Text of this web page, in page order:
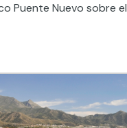
Puente Nuevo sobre el
desde el siglo XIX a